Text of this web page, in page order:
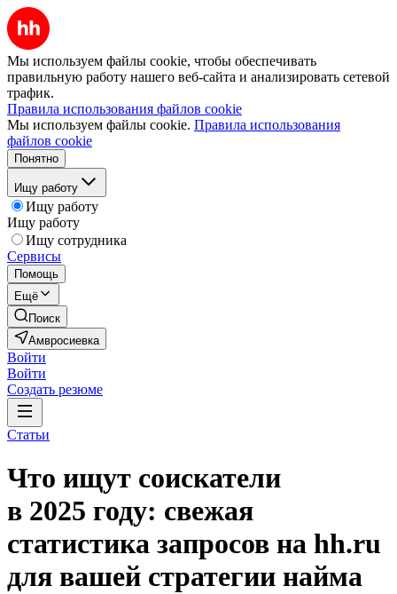
Мы используем файлы cookie, чтобы обеспечивать
правильную работу нашего веб-сайта и анализировать сетевой
трафик.
Правила использования файлов cookie
Мы используем файлы cookie. Правила использования
файлов cookie
Понятно
Ищу работу
Ищу работу
Ищу работу
Ищу сотрудника
Сервисы
Помощь
Ещё
Поиск
Амвросиевка
Войти
Войти
Создать резюме
Статьи
Что ищут соискатели
в 2025 году: свежая
статистика запросов на hh.ru
для вашей стратегии найма